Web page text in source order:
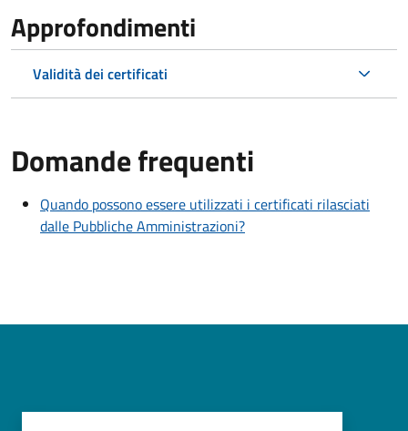
Approfondimenti
Validità dei certificati
Domande frequenti
Quando possono essere utilizzati i certificati rilasciati
dalle Pubbliche Amministrazioni?